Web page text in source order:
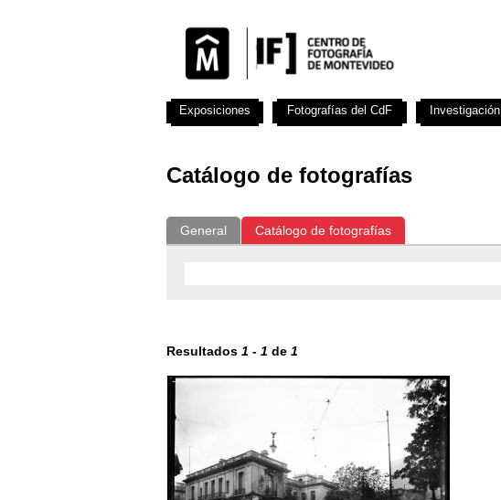
Catálogo de fotografías
General Catálogo de fotografías
Resultados 1 - 1 de 1
Exposiciones Fotografías del CdF Investigación